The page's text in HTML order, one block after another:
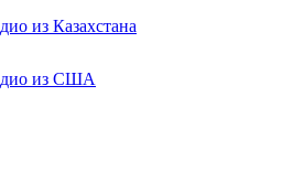
из Казахстана
из США